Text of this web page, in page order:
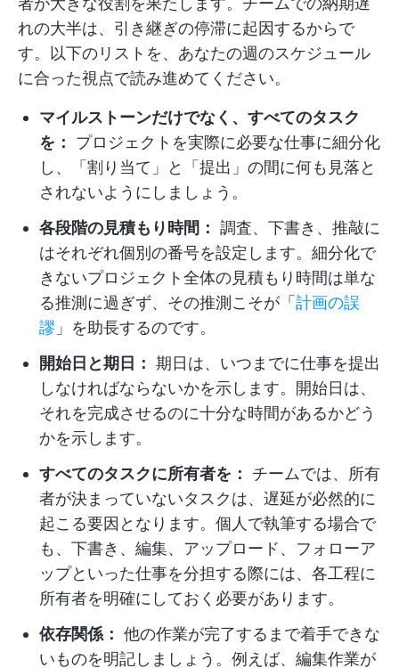
れの大半は、引き継ぎの停滞に起因するからで
す。以下のリストを、あなたの週のスケジュール
に合った視点で読み進めてください。
マイルストーンだけでなく、すべてのタスク
を：
プロジェクトを実際に必要な仕事に細分化
し、「割り当て」と「提出」の間に何も見落と
されないようにしましょう。
各段階の見積もり時間： 調査、下書き、推敲に
はそれぞれ個別の番号を設定します。細分化で
きないプロジェクト全体の見積もり時間は単な
る推測に過ぎず、その推測こそが「 計画の誤
謬 」を助長するのです。
開始日と期日： 期日は、いつまでに仕事を提出
しなければならないかを示します。開始日は、
それを完成させるのに十分な時間があるかどう
かを示します。
すべてのタスクに所有者を：
チームでは、所有
者が決まっていないタスクは、遅延が必然的に
起こる要因となります。個人で執筆する場合で
も、下書き、編集、アップロード、フォローア
ップといった仕事を分担する際には、各工程に
所有者を明確にしておく必要があります。
依存関係： 他の作業が完了するまで着手できな
いものを明記しましょう。例えば、編集作業が